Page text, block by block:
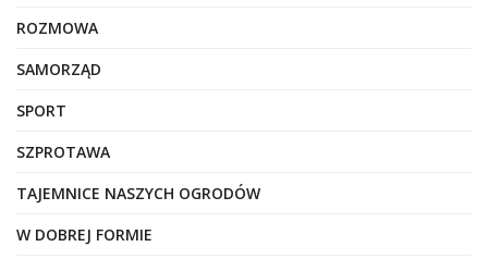
ROZMOWA
SAMORZĄD
SPORT
SZPROTAWA
TAJEMNICE NASZYCH OGRODÓW
W DOBREJ FORMIE